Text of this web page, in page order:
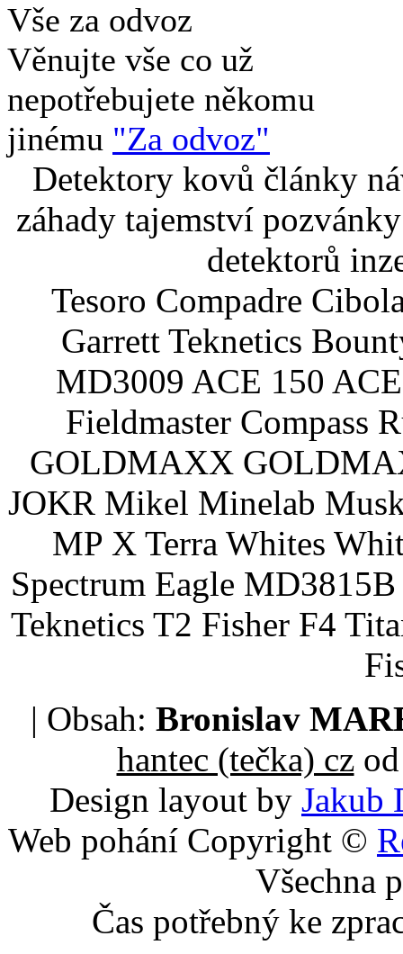
Vše za odvoz
Věnujte vše co už
nepotřebujete někomu
jinému "Za odvoz"
Detektory kovů články
záhady tajemství
detektorů
Tesoro Compadre
Garrett Teknetics
MD3009 ACE 150
Fieldmaster Compass
GOLDMAXX
JOKR Mikel Minelab
MP X Terra Whites
Spectrum Eagle
Teknetics T2 Fisher F4
| Obsah: Bronislav
hantec (tečka) czod
Design layout by Jakub
Web pohání Copyright ©
Všechna
Čas potřebný ke